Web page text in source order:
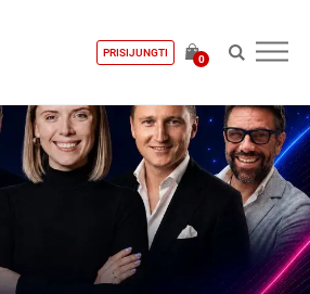
PRISIJUNGTI
0